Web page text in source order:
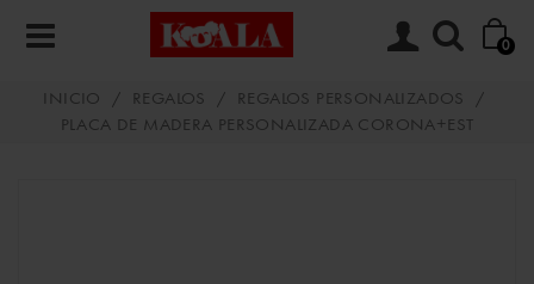
0
INICIO / REGALOS / REGALOS PERSONALIZADOS
/
PLACA DE MADERA PERSONALIZADA CORONA+EST